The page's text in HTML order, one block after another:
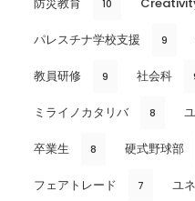
10
パレスチナ学校支援 9
教員研修 9 社会科
ミライノカタリバ 8
卒業生 8 硬式野球部
フェアトレード 7 ユ